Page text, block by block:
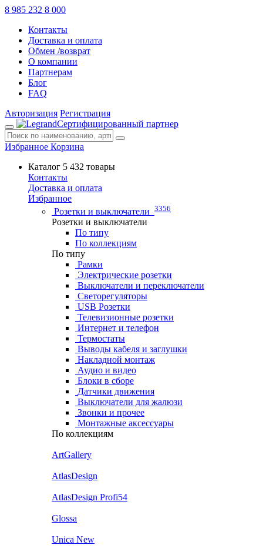
8 985 232 8 000
Контакты
Доставка и оплата
Обмен /возврат
О компании
Партнерам
Блог
FAQ
Авторизация Регистрация
Сертифицированный партнер
Избранное Корзина
Каталог 5 432 товары
Контакты
Доставка и оплата
Избранное
Розетки и выключатели 3356
Розетки и выключатели
По типу
По коллекциям
По типу
Рамки
Электрические розетки
Выключатели и переключатели
Светорегуляторы
USB Розетки
Телевизионные розетки
Интернет и телефон
Термостаты
Выводы кабеля и заглушки
Накладной монтаж
Аудио и видео
Блоки в сборе
Датчики движения
Выключатели для жалюзи
Звонки и прочее
Монтажные аксессуары
По коллекциям
ArtGallery
AtlasDesign
AtlasDesign Profi54
Glossa
Unica New